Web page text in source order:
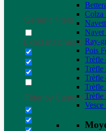
Generic filters
Exact matches only
Filter by Custom Post
Colza
Navet
Ray-
Pois
Trèfle
Trèfle
Trèfle
Trèfle
Trèfle
Vesce